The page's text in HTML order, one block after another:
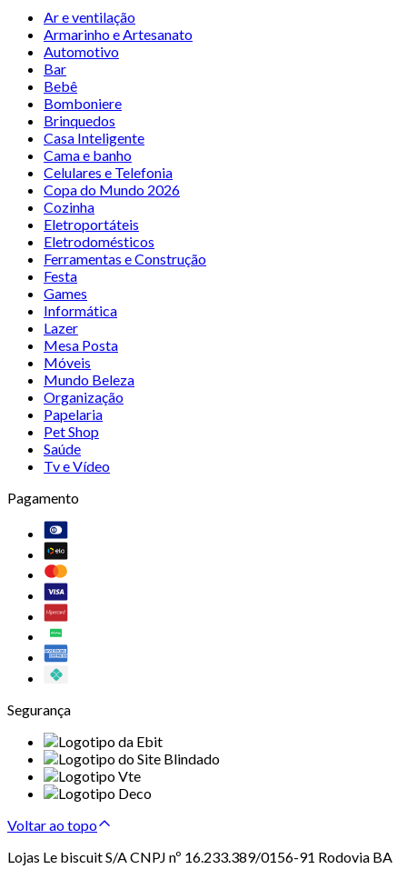
Ar e ventilação
Armarinho e Artesanato
Automotivo
Bar
Bebê
Bomboniere
Brinquedos
Casa Inteligente
Cama e banho
Celulares e Telefonia
Copa do Mundo 2026
Cozinha
Eletroportáteis
Eletrodomésticos
Ferramentas e Construção
Festa
Games
Informática
Lazer
Mesa Posta
Móveis
Mundo Beleza
Organização
Papelaria
Pet Shop
Saúde
Tv e Vídeo
Pagamento
Segurança
Voltar ao topo
Lojas Le biscuit S/A CNPJ nº 16.233.389/0156-91 Rodovia BA